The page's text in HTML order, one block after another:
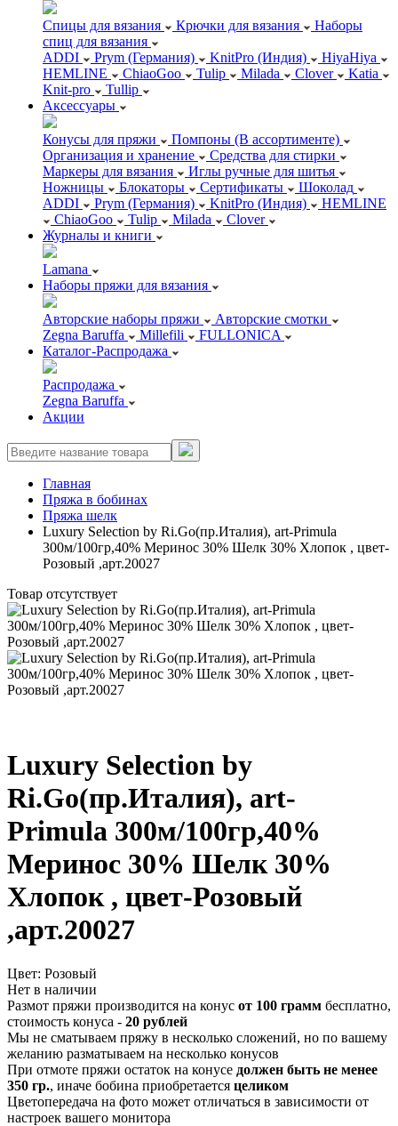
Спицы для вязания Крючки для вязания
Наборы
спиц для вязания
ADDI
Prym (Германия) KnitPro (Индия)
HiyaHiya
HEMLINE
ChiaoGoo Tulip Milada Clover
Katia
Knit-pro
Tullip
Аксессуары
Конусы для пряжи
Помпоны (В ассортименте)
Организация и хранение
Средства для стирки
Маркеры для вязания
Иглы ручные для шитья
Ножницы
Блокаторы Сертификаты
Шоколад
ADDI
Prym (Германия) KnitPro (Индия)
HEMLINE
ChiaoGoo
Tulip Milada
Clover
Журналы и книги
Lamana
Наборы пряжи для вязания
Авторские наборы пряжи
Авторские смотки
Zegna Baruffa
Millefili
FULLONICA
Каталог-Распродажа
Распродажа
Zegna Baruffa
Акции
Главная
Пряжа в бобинах
Пряжа шелк
Luxury Selection by Ri.Go(пр.Италия), art-Primula
300м/100гр,40% Меринос 30% Шелк 30% Хлопок , цвет-
Розовый ,арт.20027
Товар отсутствует
Luxury Selection by
Ri.Go(пр.Италия), art-
Primula 300м/100гр,40%
Меринос 30% Шелк 30%
Хлопок , цвет-Розовый
,арт.20027
Цвет: Розовый
Нет в наличии
Размот пряжи производится на конус от 100 грамм бесплатно,
стоимость конуса - 20 рублей
Мы не сматываем пряжу в несколько сложений, но по вашему
желанию разматываем на несколько конусов
При отмоте пряжи остаток на конусе должен быть не менее
350 гр., иначе бобина приобретается целиком
Цветопередача на фото может отличаться в зависимости от
настроек вашего монитора